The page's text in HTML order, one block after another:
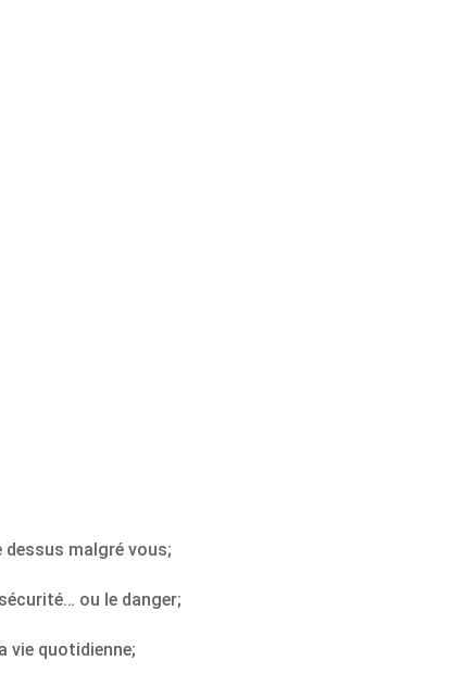
malgré vous;
ou le danger;
vie quotidienne;